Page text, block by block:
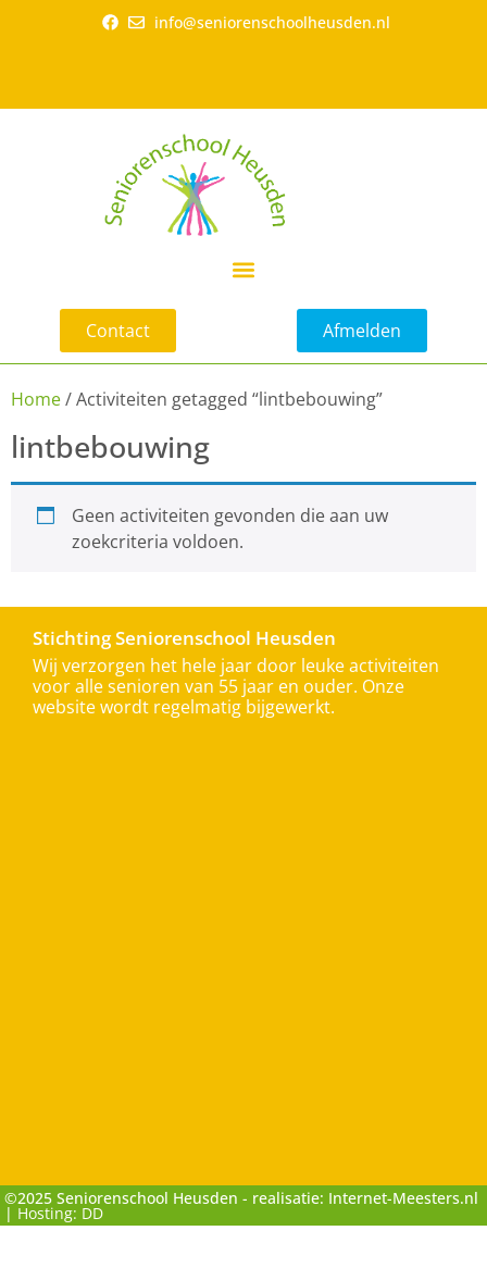
info@seniorenschoolheusden.nl
Contact Afmelden
Home/ Activiteiten getagged “lintbebouwing”
lintbebouwing
Geen activiteiten gevonden die aan uw
zoekcriteria voldoen.
Stichting Seniorenschool Heusden
Wij verzorgen het hele jaar door leuke activiteiten
voor alle senioren van 55 jaar en ouder. Onze
website wordt regelmatig bijgewerkt.
©2025 Seniorenschool Heusden - realisatie: Internet-Meesters.nl
| Hosting: DD